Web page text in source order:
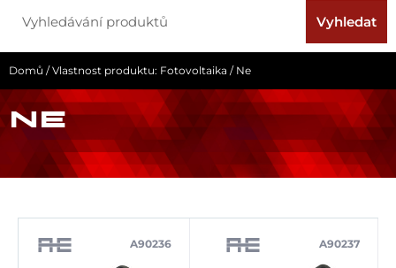
Vyhledat
Domů / Vlastnost produktu: Fotovoltaika / Ne
NE
A90236 A90237